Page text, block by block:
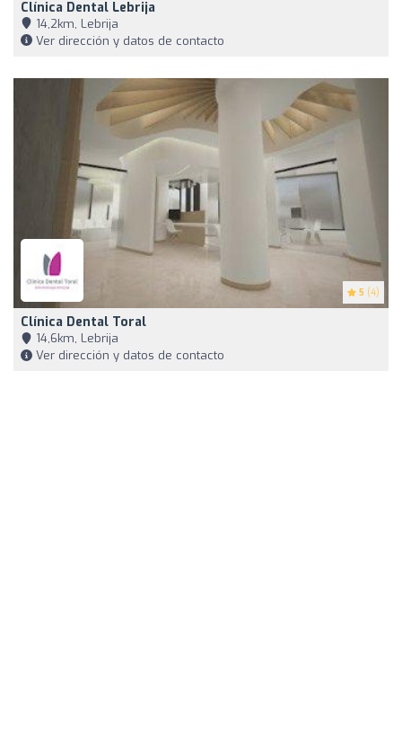
Clínica Dental Lebrija
14,2km, Lebrija
Ver dirección y datos de contacto
5 (4)
Clínica Dental Toral
14,6km, Lebrija
Ver dirección y datos de contacto